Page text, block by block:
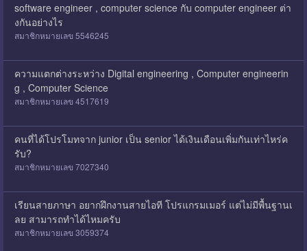
software engineer , computer science กับ computer engineer ต่า
งกันอย่างไร
สมาชิกหมายเลข 5546245
ความแตกต่างระหว่าง Digital engineering , Computer engineerin
g , Computer Science
สมาชิกหมายเลข 4517619
คนที่ได้โปรโมทจาก junior เป็น senior ได้เงินเดือนเพิ่มกันเท่าไหร่ค
รับ?
สมาชิกหมายเลข 7027340
เรียนสายภาษา อยากฝึกงานสายไอที โปรแกรมเมอร์ แต่ไม่มีพื้นฐานเ
ลย สามารถทำได้ไหมครับ
สมาชิกหมายเลข 3059374